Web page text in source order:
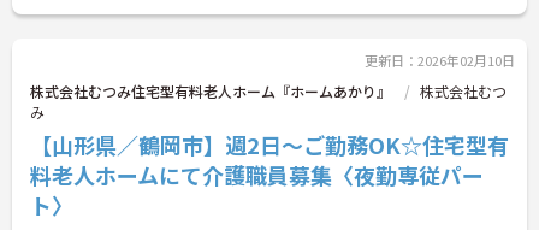
詳細をお話しいたしますのでお気軽にご相談くださ
更新日：2026年02月10日
株式会社むつみ住宅型有料老人ホーム『ホームあかり』
株式会社むつ
み
【山形県／鶴岡市】週2日～ご勤務OK☆住宅型有
料老人ホームにて介護職員募集〈夜勤専従パー
ト〉